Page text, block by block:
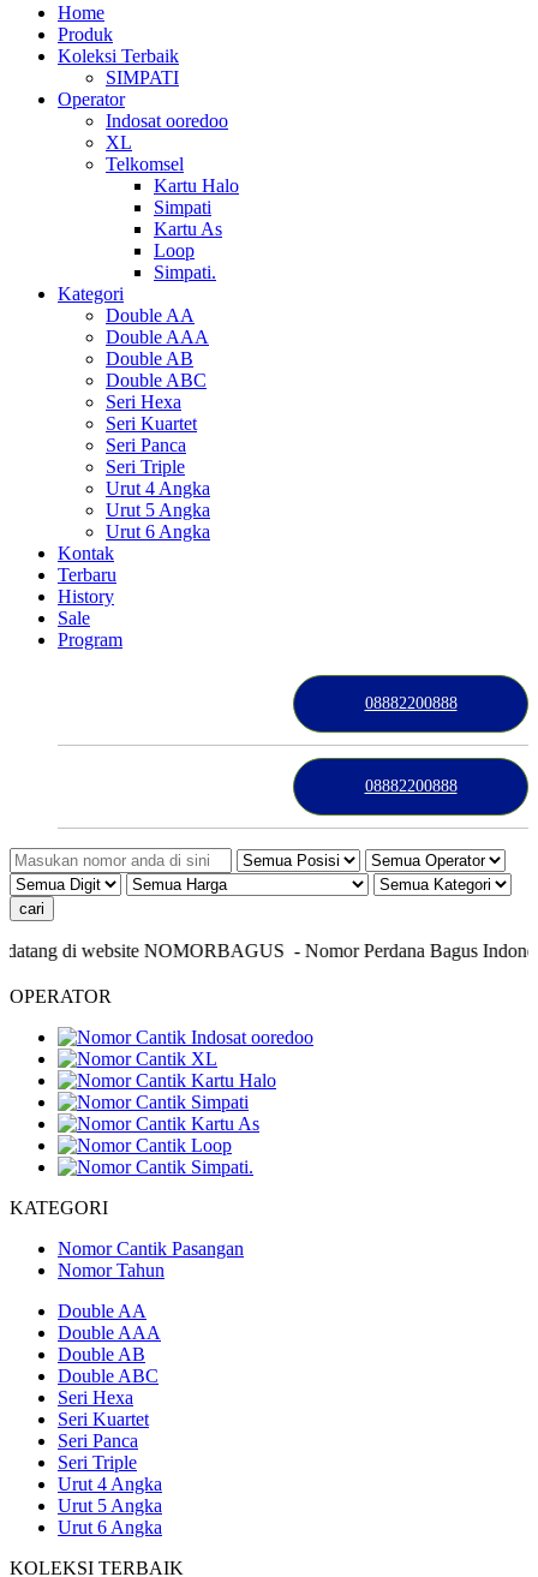
Home
Produk
Koleksi Terbaik
SIMPATI
Operator
Indosat ooredoo
XL
Telkomsel
Kartu Halo
Simpati
Kartu As
Loop
Simpati.
Kategori
Double AA
Double AAA
Double AB
Double ABC
Seri Hexa
Seri Kuartet
Seri Panca
Seri Triple
Urut 4 Angka
Urut 5 Angka
Urut 6 Angka
Kontak
Terbaru
History
Sale
Program
08882200888
08882200888
di website NOMORBAGUS - Nomor Perdana BagusIndonesia
OPERATOR
KATEGORI
Nomor Cantik Pasangan
Nomor Tahun
Double AA
Double AAA
Double AB
Double ABC
Seri Hexa
Seri Kuartet
Seri Panca
Seri Triple
Urut 4 Angka
Urut 5 Angka
Urut 6 Angka
KOLEKSI TERBAIK